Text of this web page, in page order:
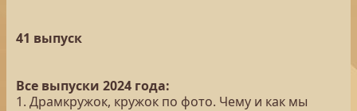
41 выпуск
Все выпуски 2024 года:
1. Драмкружок, кружок по фото. Чему и как мы